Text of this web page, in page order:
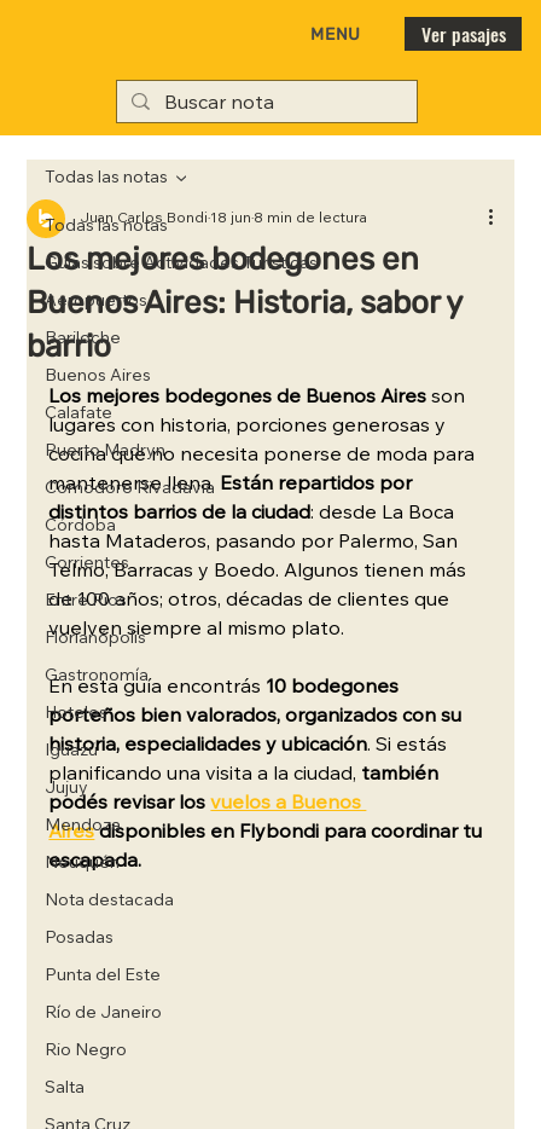
MENU Ver pasajes
Todas las notas
Guías sobre Actividades Turísticas
Aeropuertos
Bariloche
Buenos Aires
Calafate
Puerto Madryn
Comodoro Rivadavia
Córdoba
Corrientes
Entre Rios
Florianópolis
Gastronomía
Hoteles
Iguazú
Jujuy
Mendoza
Neuquén
Nota destacada
Posadas
Punta del Este
Río de Janeiro
Rio Negro
Salta
Todas las notas
Los mejores bodegones en
Buenos Aires: Historia, sabor y
barrio
Juan Carlos Bondi 18 jun 8 min de lectura
Los mejores bodegones de Buenos Aires son
lugares con historia, porciones generosas y
cocina que no necesita ponerse de moda para
mantenerse llena. Están repartidos por
distintos barrios de la ciudad: desde La Boca
hasta Mataderos, pasando por Palermo, San
Telmo, Barracas y Boedo. Algunos tienen más
de 100 años; otros, décadas de clientes que
vuelven siempre al mismo plato.
En esta guía encontrás 10 bodegones
porteños bien valorados, organizados con su
historia, especialidades y ubicación. Si estás
planificando una visita a la ciudad, también
podés revisar los vuelos a Buenos
Aires disponibles en Flybondi para coordinar tu
escapada.